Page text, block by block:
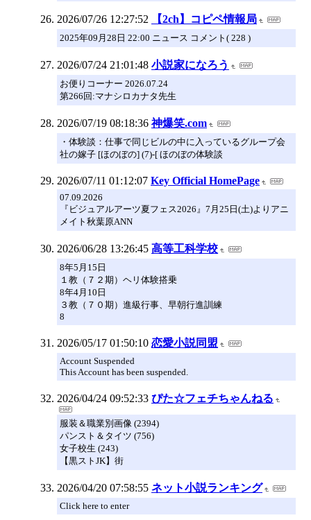
2026/07/26 12:27:52 【2ch】コピペ情報局
2025年09月28日 22:00 ニュース コメント( 228 )
2026/07/24 21:01:48 小説家になろう
お便りコーナー 2026.07.24
第266回:マナシロカナタ先生
2026/07/19 08:18:36 神爆笑.com
・体験談：仕事で同じビルの中に入っているグループ会
社の嫁子 [ほのぼの] (7)-[ ほのぼの体験談
2026/07/11 01:12:07 Key Official HomePage
07.09.2026
『ビジュアルアーツ夏フェス2026』7月25日(土)よりアニ
メイト秋葉原ANN
2026/06/28 13:26:45 高等工科学校
8年5月15日
１教（７２期）ヘリ体験搭乗
8年4月10日
３教（７０期）進級行事、早朝行進訓練
8
2026/05/17 01:50:10 恋愛小説同盟
Account Suspended
This Account has been suspended.
2026/04/24 09:52:33 ぴた☆フェチちゃんねる
服装＆職業別画像 (2394)
パンスト＆タイツ (756)
女子校生 (243)
【黒ストJK】街
2026/04/20 07:58:55 ネット小説ランキング
Click here to enter